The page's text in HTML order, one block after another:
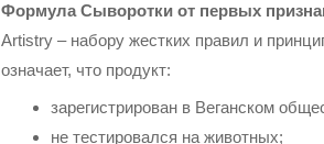
Формула Сыворотки от первых
Artistry – набору жестких правил и
означает, что продукт:
зарегистрирован в Веганском
не тестировался на животных;